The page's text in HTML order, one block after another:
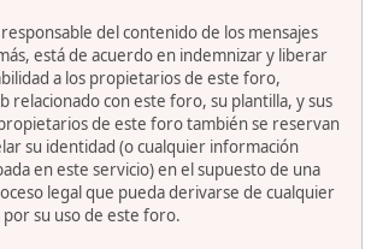
del contenido de los mensajes
está de acuerdo en indemnizar y liberar
a los propietarios de este foro,
relacionado con este foro, su plantilla, y sus
de este foro también se reservan
su identidad (o cualquier información
en este servicio) en el supuesto de una
legal que pueda derivarse de cualquier
por su uso de este foro.